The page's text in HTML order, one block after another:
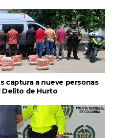
captura a nueve personas
Delito de Hurto